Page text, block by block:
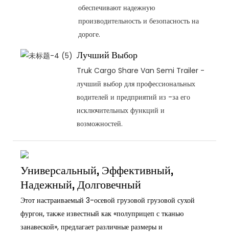
обеспечивают надежную
производительность и безопасность на
дороге.
Лучший Выбор
Truk Cargo Share Van Semi Trailer -
лучший выбор для профессиональных
водителей и предприятий из -за его
исключительных функций и
возможностей.
Универсальный, Эффективный,
Надежный, Долговечный
Этот настраиваемый 3-осевой грузовой грузовой сухой
фургон, также известный как «полуприцеп с тканью
занавеской», предлагает различные размеры и